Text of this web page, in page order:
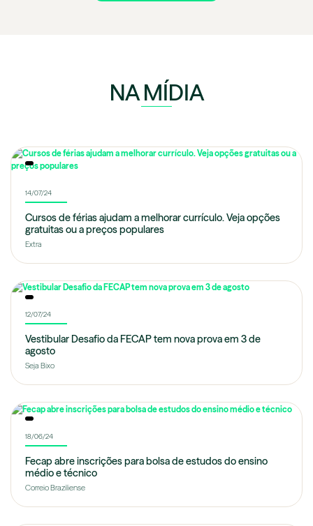
NA MÍDIA
14/07/24
Cursos de férias ajudam a melhorar currículo. Veja opções
gratuitas ou a preços populares
Extra
12/07/24
Vestibular Desafio da FECAP tem nova prova em 3 de
agosto
Seja Bixo
18/06/24
Fecap abre inscrições para bolsa de estudos do ensino
médio e técnico
Correio Braziliense